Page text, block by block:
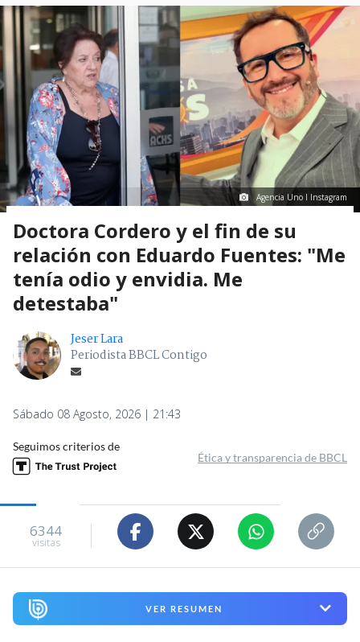
Agencia Uno I Instagram
Doctora Cordero y el fin de su
relación con Eduardo Fuentes: "Me
tenía odio y envidia. Me
detestaba"
Jeser Lara
Periodista BBCL Contigo
Sábado 08 Agosto, 2026 | 21:43
Seguimos criterios de
Ética y transparencia de BBCL
6344
visitas
VER RESUMEN